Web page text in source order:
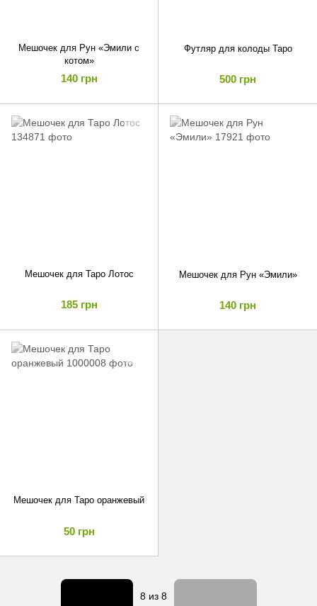
Мешочек для Рун «Эмили с
котом»
140 грн
Футляр для колоды Таро
500 грн
Мешочек для Таро Лотос
185 грн
Мешочек для Рун «Эмили»
140 грн
Мешочек для Таро оранжевый
50 грн
8из 8